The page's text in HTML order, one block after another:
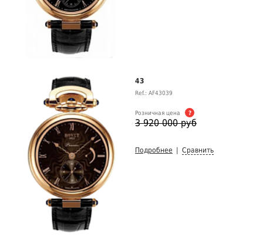
43
Ref.: AF43039
Розничная цена ?
3 920 000 руб
Подробнее Сравнить